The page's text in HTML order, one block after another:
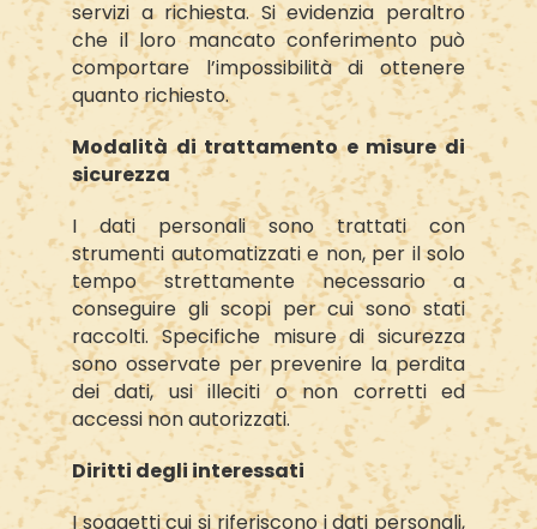
servizi a richiesta. Si evidenzia peraltro
che il loro mancato conferimento può
comportare l’impossibilità di ottenere
quanto richiesto.
Modalità di trattamento e misure di
sicurezza
I dati personali sono trattati con
strumenti automatizzati e non, per il solo
tempo strettamente necessario a
conseguire gli scopi per cui sono stati
raccolti. Specifiche misure di sicurezza
sono osservate per prevenire la perdita
dei dati, usi illeciti o non corretti ed
accessi non autorizzati.
Diritti degli interessati
I soggetti cui si riferiscono i dati personali,